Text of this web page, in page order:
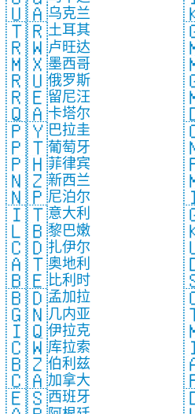
🇺🇦乌克兰
🇹🇷土耳其
🇷🇼卢旺达
🇲🇽墨西哥
🇷🇺俄罗斯
🇷🇪留尼汪
🇶🇦卡塔尔
🇵🇾巴拉圭
🇵🇹葡萄牙
🇵🇭菲律宾
🇳🇿新西兰
🇳🇵尼泊尔
🇮🇹意大利
🇱🇧黎巴嫩
🇨🇩扎伊尔
🇦🇹奥地利
🇧🇪比利时
🇧🇩孟加拉
🇬🇳几内亚
🇮🇶伊拉克
🇨🇼库拉索
🇧🇿伯利兹
🇨🇦加拿大
🇪🇸西班牙